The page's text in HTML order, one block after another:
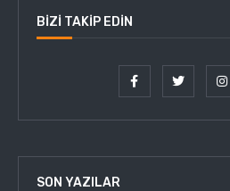
BIZI TAKIP EDIN
SON YAZILAR